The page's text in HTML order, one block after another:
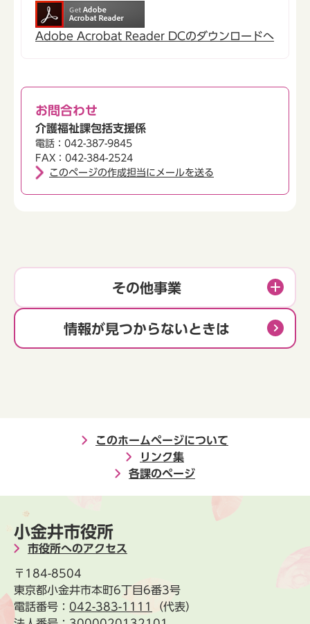
Adobe Acrobat Reader DCのダウンロードへ
お問合わせ
介護福祉課包括支援係
電話：042-387-9845
FAX：042-384-2524
このページの作成担当にメールを送る
その他事業
情報が見つからないときは
このホームページについて
リンク集
各課のページ
小金井市役所
市役所へのアクセス
〒184-8504
東京都小金井市本町6丁目6番3号
電話番号： 042-383-1111
（代表）